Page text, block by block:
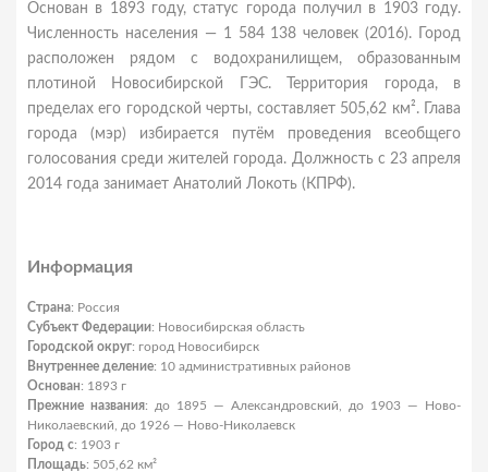
Основан в 1893 году, статус города получил в 1903 году.
Численность населения — 1 584 138 человек (2016). Город
расположен рядом с водохранилищем, образованным
плотиной Новосибирской ГЭС. Территория города, в
пределах его городской черты, составляет 505,62 км². Глава
города (мэр) избирается путём проведения всеобщего
голосования среди жителей города. Должность с 23 апреля
2014 года занимает Анатолий Локоть (КПРФ).
Информация
Страна: Россия
Субъект Федерации: Новосибирская область
Городской округ: город Новосибирск
Внутреннее деление: 10 административных районов
Основан: 1893 г
Прежние названия: до 1895 — Александровский, до 1903 — Ново-
Николаевский, до 1926 — Ново-Николаевск
Город с: 1903 г
Площадь: 505,62 км²